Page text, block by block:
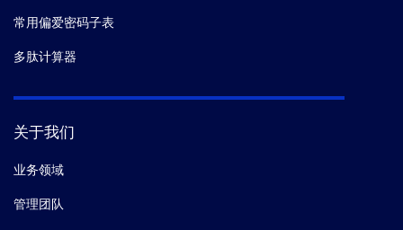
常用偏爱密码子表
多肽计算器
关于我们
业务领域
管理团队